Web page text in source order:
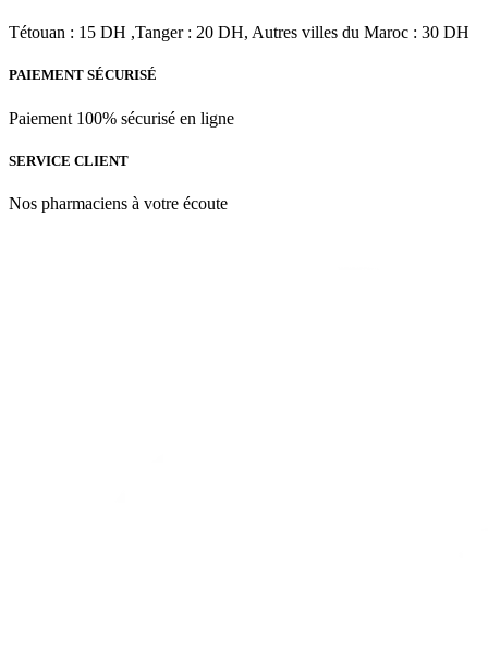
Tétouan : 15 DH ,Tanger : 20 DH, Autres villes du Maroc : 30 DH
PAIEMENT SÉCURISÉ
Paiement 100% sécurisé en ligne
SERVICE CLIENT
Nos pharmaciens à votre écoute